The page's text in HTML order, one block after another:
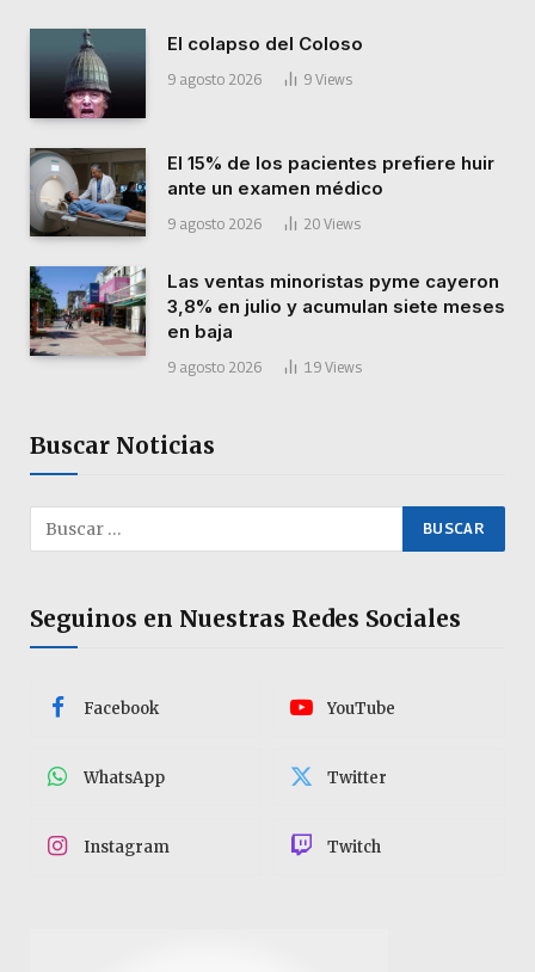
El colapso del Coloso
9 agosto 2026 9 Views
El 15% de los pacientes prefiere huir
ante un examen médico
9 agosto 2026 20 Views
Las ventas minoristas pyme cayeron
3,8% en julio y acumulan siete meses
en baja
9 agosto 2026 19 Views
Buscar Noticias
Seguinos en Nuestras Redes Sociales
Facebook YouTube
WhatsApp Twitter
Instagram Twitch